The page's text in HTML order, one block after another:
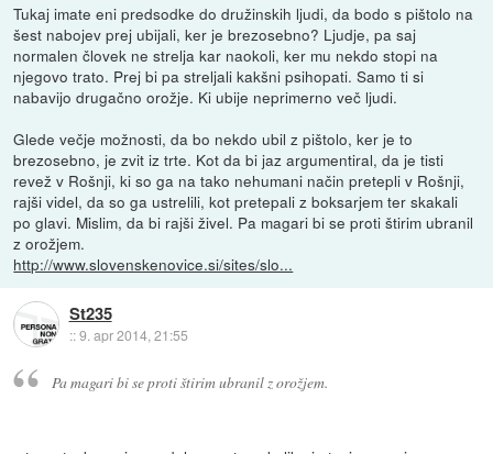
Tukaj imate eni predsodke do družinskih ljudi, da bodo s pištolo na
šest nabojev prej ubijali, ker je brezosebno? Ljudje, pa saj
normalen človek ne strelja kar naokoli, ker mu nekdo stopi na
njegovo trato. Prej bi pa streljali kakšni psihopati. Samo ti si
nabavijo drugačno orožje. Ki ubije neprimerno več ljudi.
Glede večje možnosti, da bo nekdo ubil z pištolo, ker je to
brezosebno, je zvit iz trte. Kot da bi jaz argumentiral, da je tisti
revež v Rošnji, ki so ga na tako nehumani način pretepli v Rošnji,
rajši videl, da so ga ustrelili, kot pretepali z boksarjem ter skakali
po glavi. Mislim, da bi rajši živel. Pa magari bi se proti štirim ubranil
z orožjem.
http://www.slovenskenovice.si/sites/slo...
St235
::9. apr 2014, 21:55
Pa magari bi se proti štirim ubranil z orožjem.